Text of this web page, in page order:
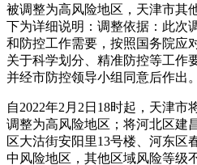
被调整为高风险地区，天津市其
下为详细说明：调整依据：此次
和防控工作需要，按照国务院应
关于科学划分、精准防控等工作
并经市防控领导小组同意后作出。
自2022年2月2日18时起，天津市
调整为高风险地区；将河北区建
区大沽街安阳里13号楼、河东区
中风险地区，其他区域风险等级